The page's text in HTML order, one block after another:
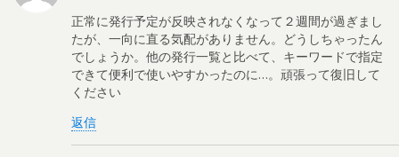
正常に発行予定が反映されなくなって２週間が過ぎまし
たが、一向に直る気配がありません。どうしちゃったん
でしょうか。他の発行一覧と比べて、キーワードで指定
できて便利で使いやすかったのに…。頑張って復旧して
ください
返信